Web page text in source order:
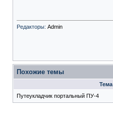
Редакторы: Admin
Похожие темы
Тема
Путеукладчик портальный ПУ-4